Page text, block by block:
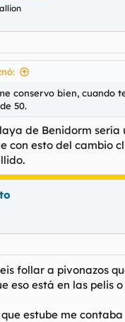
conservo bien, cuando
50.
de Benidorm sería
con esto del cambio
follar a pivonazos
eso está en las pelis o
estube me